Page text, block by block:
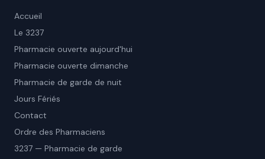
Accueil
Le 3237
Pharmacie ouverte aujourd'hui
Pharmacie ouverte dimanche
Pharmacie de garde de nuit
Jours Fériés
Contact
Ordre des Pharmaciens
3237 — Pharmacie de garde